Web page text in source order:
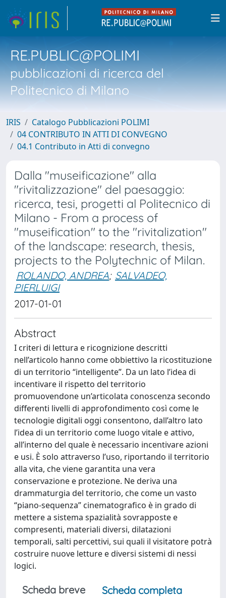
RE.PUBLIC@POLIMI
pubblicazioni di ricerca del
Politecnico di Milano
IRIS
Catalogo Pubblicazioni POLIMI
04 CONTRIBUTO IN ATTI DI CONVEGNO
04.1 Contributo in Atti di convegno
Dalla "museificazione" alla
"rivitalizzazione" del paesaggio:
ricerca, tesi, progetti al Politecnico di
Milano - From a process of
"museification" to the "rivitalization"
of the landscape: research, thesis,
projects to the Polytechnic of Milan.
ROLANDO, ANDREA; SALVADEO,
PIERLUIGI
2017-01-01
Abstract
I criteri di lettura e ricognizione descritti
nell’articolo hanno come obbiettivo la ricostituzione
di un territorio “intelligente”. Da un lato l’idea di
incentivare il rispetto del territorio
promuovendone un’articolata conoscenza secondo
differenti livelli di approfondimento così come le
tecnologie digitali oggi consentono, dall’altro lato
l’idea di un territorio come luogo vitale e attivo,
all’interno del quale è necessario incentivare azioni
e usi. È solo attraverso l’uso, riportando il territorio
alla vita, che viene garantita una vera
conservazione e protezione. Ne deriva una
drammaturgia del territorio, che come un vasto
“piano-sequenza” cinematografico è in grado di
mettere a sistema spazialità sovrapposte e
compresenti, materiali diversi, dilatazioni
temporali, salti percettivi, sui quali il visitatore potrà
costruire nuove letture e diversi sistemi di nessi
logici.
Scheda breve
Scheda completa